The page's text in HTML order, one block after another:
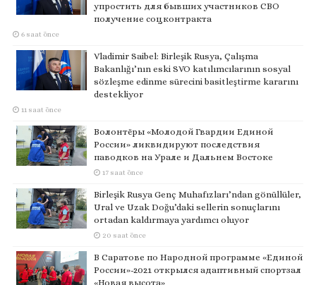
упростить для бывших участников СВО
получение соцконтракта
6 saat önce
Vladimir Saibel: Birleşik Rusya, Çalışma
Bakanlığı’nın eski SVO katılımcılarının sosyal
sözleşme edinme sürecini basitleştirme kararını
destekliyor
11 saat önce
Волонтёры «Молодой Гвардии Единой
России» ликвидируют последствия
паводков на Урале и Дальнем Востоке
17 saat önce
Birleşik Rusya Genç Muhafızları’ndan gönüllüler,
Ural ve Uzak Doğu’daki sellerin sonuçlarını
ortadan kaldırmaya yardımcı oluyor
20 saat önce
В Саратове по Народной программе «Единой
России»-2021 открылся адаптивный спортзал
«Новая высота»